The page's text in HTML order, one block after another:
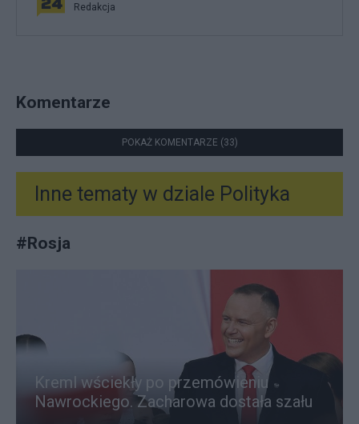
Redakcja
Komentarze
POKAŻ KOMENTARZE (33)
Inne tematy w dziale Polityka
#Rosja
Kreml wściekły po przemówieniu
Nawrockiego. Zacharowa dostała szału